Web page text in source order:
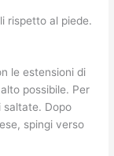
rispetto al piede.
le estensioni di
possibile. Per
saltate. Dopo
spingi verso